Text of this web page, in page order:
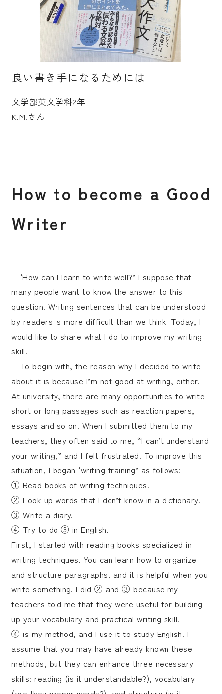
保護者等の皆さま
学校法人日本女子大学
良い書き手になるためには
文学部英文学科2年
K.M.さん
How to become a Good
Writer
‘How can I learn to write well?’ I suppose that
many people want to know the answer to this
question. Writing sentences that can be understood
by readers is more difficult than we think. Today, I
would like to share what I do to improve my writing
skill.
To begin with, the reason why I decided to write
about it is because I’m not good at writing, either.
At university, there are many opportunities to write
short or long passages such as reaction papers,
essays and so on. When I submitted them to my
teachers, they often said to me, “I can’t understand
your writing,” and I felt frustrated. To improve this
situation, I began ‘writing training’ as follows:
① Read books of writing techniques.
② Look up words that I don’t know in a dictionary.
③ Write a diary.
④ Try to do ③ in English.
First, I started with reading books specialized in
writing techniques. You can learn how to organize
and structure paragraphs, and it is helpful when you
write something. I did ② and ③ because my
teachers told me that they were useful for building
up your vocabulary and practical writing skill.
④ is my method, and I use it to study English. I
assume that you may have already known these
methods, but they can enhance three necessary
skills: reading (is it understandable?), vocabulary